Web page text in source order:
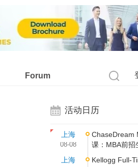
Forum
活动日历
上海
08-08
ChaseDream
课：MBA前招
上海
Kellogg Full-